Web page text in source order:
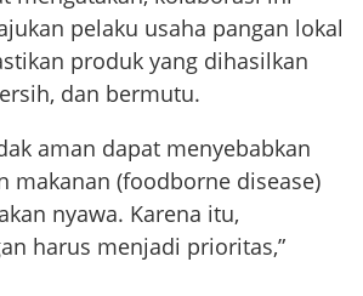
pelaku usaha pangan lokal
produk yang dihasilkan
dan bermutu.
aman dapat menyebabkan
makanan (foodborne disease)
nyawa. Karena itu,
harus menjadi prioritas,”